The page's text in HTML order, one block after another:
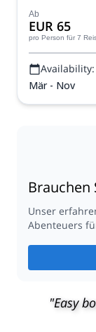
teil, das für
oder an
Städte
Ab
EUR 65
pro Person für 7
Availability:
Mär - Nov
Brauchen
Unser
Abenteuers
"Easy